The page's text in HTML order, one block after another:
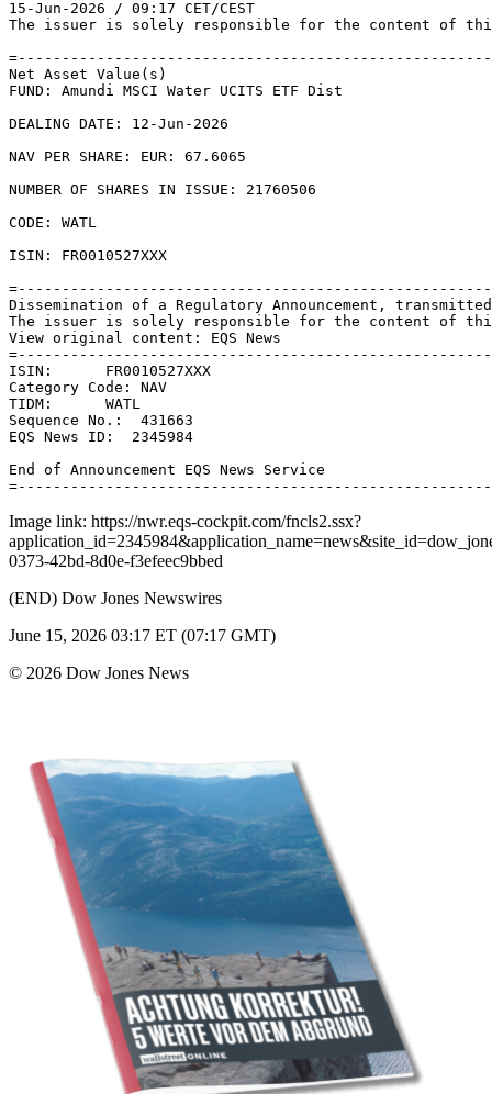
15-Jun-2026 / 09:17 CET/CEST
The issuer is solely responsible for the content of
Net Asset Value(s)
FUND: Amundi MSCI Water UCITS ETF Dist
DEALING DATE: 12-Jun-2026
NAV PER SHARE: EUR: 67.6065
NUMBER OF SHARES IN ISSUE: 21760506
CODE: WATL
ISIN: FR0010527XXX
Dissemination of a Regulatory Announcement,
The issuer is solely responsible for the content of
View original content: EQS News
ISIN:      FR0010527XXX
Category Code: NAV
TIDM:      WATL
Sequence No.:  431663
EQS News ID:  2345984
End of Announcement EQS News Service
Image link: https://nwr.eqs-cockpit.com/fncls2.ssx?
0373-42bd-8d0e-f3efeec9bbed
(END) Dow Jones Newswires
June 15, 2026 03:17 ET (07:17 GMT)
© 2026 Dow Jones News